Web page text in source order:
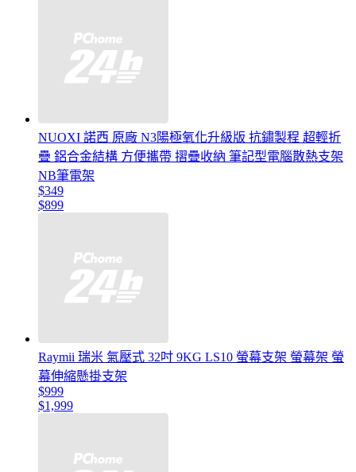
NUOXI 諾西 原廠 N3陽極氧化升級版 抗鏽製程 超輕折
疊 鋁合金結構 方便攜帶 摺疊收納 筆記型電腦散熱支架
NB筆電架
$349
$899
Raymii 瑞米 氣壓式 32吋 9KG LS10 螢幕支架 螢幕架 螢
幕伸縮懸掛支架
$999
$1,999